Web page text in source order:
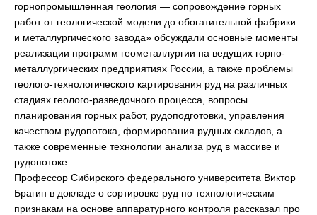
горнопромышленная геология — сопровождение горных
работ от геологической модели до обогатительной фабрики
и металлургического завода» обсуждали основные моменты
реализации программ геометаллургии на ведущих горно-
металлургических предприятиях России, а также проблемы
геолого-технологического картирования руд на различных
стадиях геолого-разведочного процесса, вопросы
планирования горных работ, рудоподготовки, управления
качеством рудопотока, формирования рудных складов, а
также современные технологии анализа руд в массиве и
рудопотоке.
Профессор Сибирского федерального университета Виктор
Брагин в докладе о сортировке руд по технологическим
признакам на основе аппаратурного контроля рассказал про